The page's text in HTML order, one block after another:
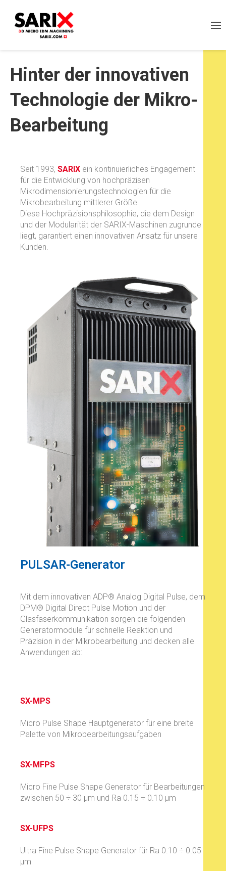
Hinter der innovativen
Technologie der Mikro-
Bearbeitung
Seit 1993, SARIX ein kontinuierliches Engagement
für die Entwicklung von hochpräzisen
Mikrodimensionierungstechnologien für die
Mikrobearbeitung mittlerer Größe.
Diese Hochpräzisionsphilosophie, die dem Design
und der Modularität der SARIX-Maschinen zugrunde
liegt, garantiert einen innovativen Ansatz für unsere
Kunden.
PULSAR-Generator
Mit dem innovativen ADP® Analog Digital Pulse, dem
DPM® Digital Direct Pulse Motion und der
Glasfaserkommunikation sorgen die folgenden
Generatormodule für schnelle Reaktion und
Präzision in der Mikrobearbeitung und decken alle
Anwendungen ab:
SX-MPS
Micro Pulse Shape Hauptgenerator für eine breite
Palette von Mikrobearbeitungsaufgaben
SX-MFPS
Micro Fine Pulse Shape Generator für Bearbeitungen
zwischen 50 ÷ 30 µm und Ra 0.15 ÷ 0.10 µm
SX-UFPS
Ultra Fine Pulse Shape Generator für Ra 0.10 ÷ 0.05
µm